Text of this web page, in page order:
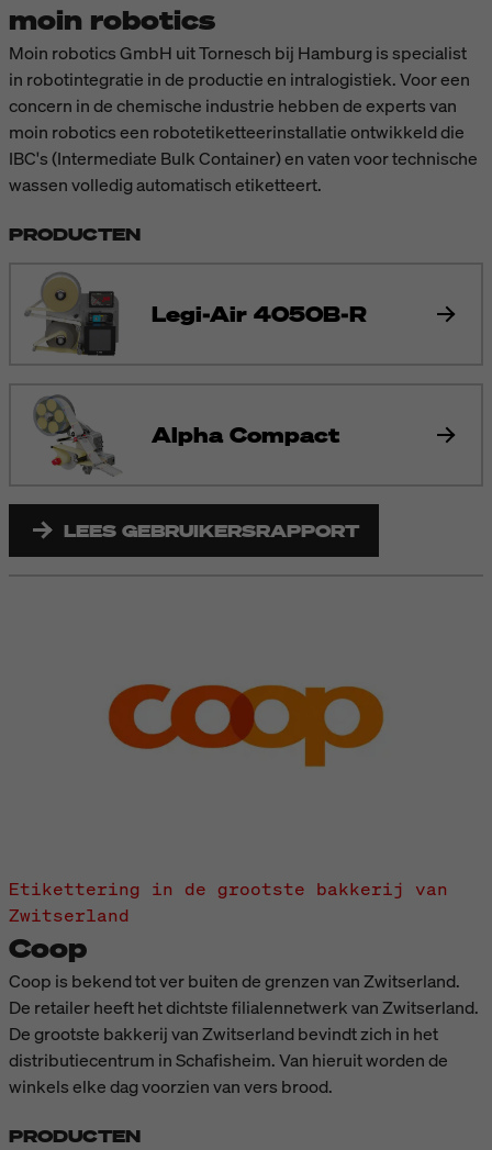
moin robotics
Moin robotics GmbH uit Tornesch bij Hamburg is specialist
in robotintegratie in de productie en intralogistiek. Voor een
concern in de chemische industrie hebben de experts van
moin robotics een robotetiketteerinstallatie ontwikkeld die
IBC's (Intermediate Bulk Container) en vaten voor technische
wassen volledig automatisch etiketteert.
PRODUCTEN
Legi-Air 4050B-R
Alpha Compact
LEES GEBRUIKERSRAPPORT
Etikettering in de grootste bakkerij van
Zwitserland
Coop
Coop is bekend tot ver buiten de grenzen van Zwitserland.
De retailer heeft het dichtste filialennetwerk van Zwitserland.
De grootste bakkerij van Zwitserland bevindt zich in het
distributiecentrum in Schafisheim. Van hieruit worden de
winkels elke dag voorzien van vers brood.
PRODUCTEN